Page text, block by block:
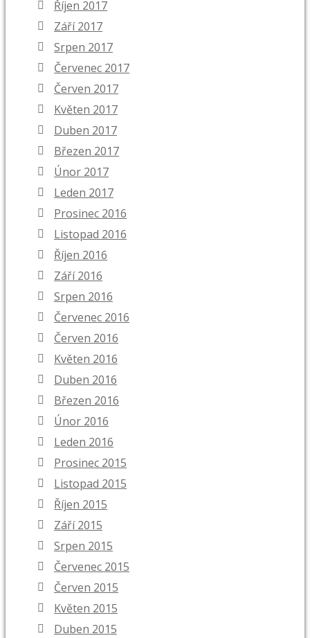
Říjen 2017
Září 2017
Srpen 2017
Červenec 2017
Červen 2017
Květen 2017
Duben 2017
Březen 2017
Únor 2017
Leden 2017
Prosinec 2016
Listopad 2016
Říjen 2016
Září 2016
Srpen 2016
Červenec 2016
Červen 2016
Květen 2016
Duben 2016
Březen 2016
Únor 2016
Leden 2016
Prosinec 2015
Listopad 2015
Říjen 2015
Září 2015
Srpen 2015
Červenec 2015
Červen 2015
Květen 2015
Duben 2015